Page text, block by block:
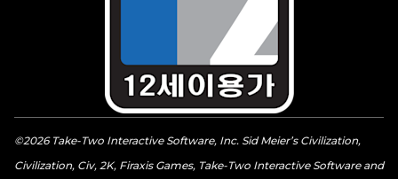
©2026 Take-Two Interactive Software, Inc. Sid Meier’s Civilization,
Civilization, Civ, 2K, Firaxis Games, Take-Two Interactive Software and